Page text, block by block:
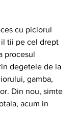
cu piciorul
tii pe cel drept
procesul
degetele de la
gamba,
Din nou, simte
acum in